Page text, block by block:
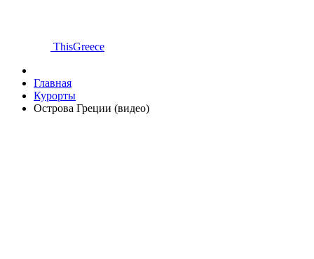
ThisGreece
Главная
Курорты
Острова Греции (видео)